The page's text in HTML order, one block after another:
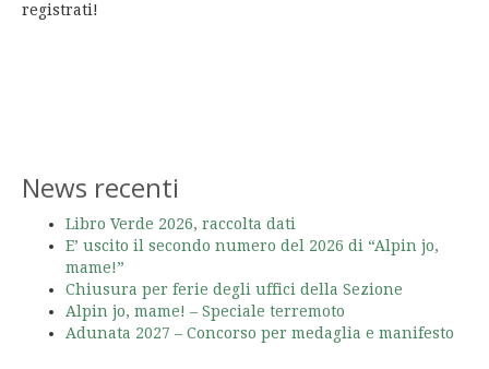
registrati!
News recenti
Libro Verde 2026, raccolta dati
E’ uscito il secondo numero del 2026 di “Alpin jo,
mame!”
Chiusura per ferie degli uffici della Sezione
Alpin jo, mame! – Speciale terremoto
Adunata 2027 – Concorso per medaglia e manifesto